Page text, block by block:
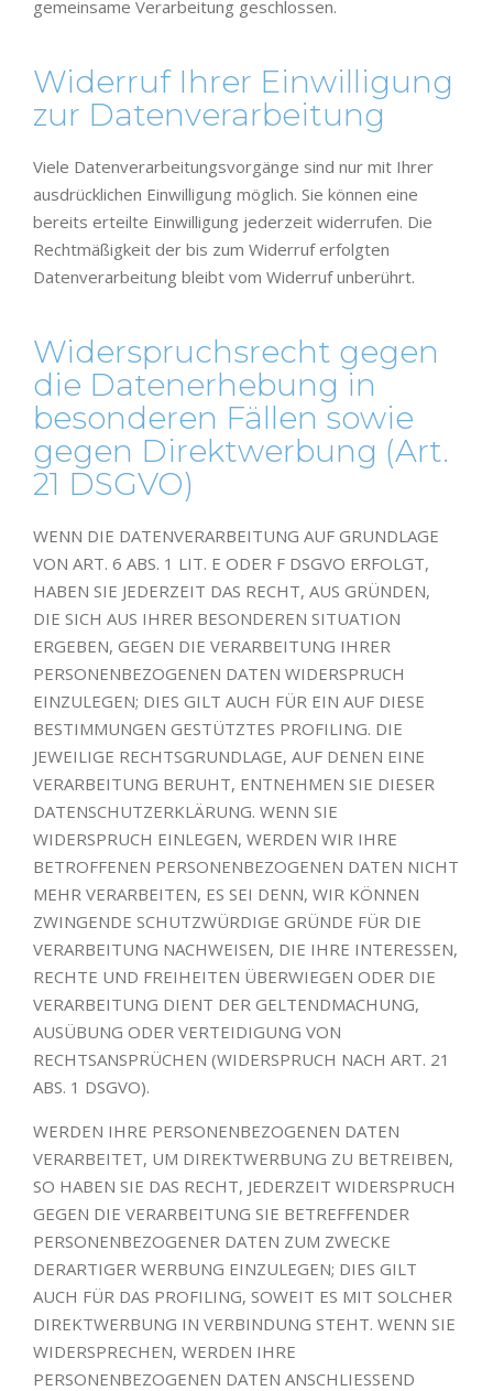
gemeinsame Verarbeitung geschlossen.
Widerruf Ihrer Einwilligung
zur Datenverarbeitung
Viele Datenverarbeitungsvorgänge sind nur mit Ihrer
ausdrücklichen Einwilligung möglich. Sie können eine
bereits erteilte Einwilligung jederzeit widerrufen. Die
Rechtmäßigkeit der bis zum Widerruf erfolgten
Datenverarbeitung bleibt vom Widerruf unberührt.
Widerspruchsrecht gegen
die Datenerhebung in
besonderen Fällen sowie
gegen Direktwerbung (Art.
21 DSGVO)
WENN DIE DATENVERARBEITUNG AUF GRUNDLAGE
VON ART. 6 ABS. 1 LIT. E ODER F DSGVO ERFOLGT,
HABEN SIE JEDERZEIT DAS RECHT, AUS GRÜNDEN,
DIE SICH AUS IHRER BESONDEREN SITUATION
ERGEBEN, GEGEN DIE VERARBEITUNG IHRER
PERSONENBEZOGENEN DATEN WIDERSPRUCH
EINZULEGEN; DIES GILT AUCH FÜR EIN AUF DIESE
BESTIMMUNGEN GESTÜTZTES PROFILING. DIE
JEWEILIGE RECHTSGRUNDLAGE, AUF DENEN EINE
VERARBEITUNG BERUHT, ENTNEHMEN SIE DIESER
DATENSCHUTZERKLÄRUNG. WENN SIE
WIDERSPRUCH EINLEGEN, WERDEN WIR IHRE
BETROFFENEN PERSONENBEZOGENEN DATEN NICHT
MEHR VERARBEITEN, ES SEI DENN, WIR KÖNNEN
ZWINGENDE SCHUTZWÜRDIGE GRÜNDE FÜR DIE
VERARBEITUNG NACHWEISEN, DIE IHRE INTERESSEN,
RECHTE UND FREIHEITEN ÜBERWIEGEN ODER DIE
VERARBEITUNG DIENT DER GELTENDMACHUNG,
AUSÜBUNG ODER VERTEIDIGUNG VON
RECHTSANSPRÜCHEN (WIDERSPRUCH NACH ART. 21
ABS. 1 DSGVO).
WERDEN IHRE PERSONENBEZOGENEN DATEN
VERARBEITET, UM DIREKTWERBUNG ZU BETREIBEN,
SO HABEN SIE DAS RECHT, JEDERZEIT WIDERSPRUCH
GEGEN DIE VERARBEITUNG SIE BETREFFENDER
PERSONENBEZOGENER DATEN ZUM ZWECKE
DERARTIGER WERBUNG EINZULEGEN; DIES GILT
AUCH FÜR DAS PROFILING, SOWEIT ES MIT SOLCHER
DIREKTWERBUNG IN VERBINDUNG STEHT. WENN SIE
WIDERSPRECHEN, WERDEN IHRE
PERSONENBEZOGENEN DATEN ANSCHLIESSEND